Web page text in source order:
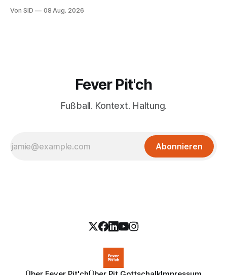
Von SID 08 Aug. 2026
Fever Pit'ch
Fußball. Kontext. Haltung.
Abonnieren